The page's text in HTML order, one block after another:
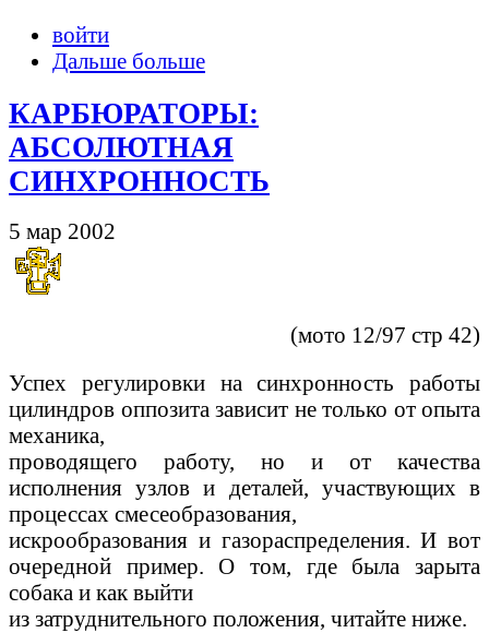
войти
Дальше больше
КАРБЮРАТОРЫ:
АБСОЛЮТНАЯ
СИНХРОННОСТЬ
5 мар 2002
(мото 12/97 стр 42)
Успех регулировки на синхронность работы
цилиндров оппозита зависит не только от опыта
механика,
проводящего работу, но и от качества
исполнения узлов и деталей, участвующих в
процессах смесеобразования,
искрообразования и газораспределения. И вот
очередной пример. О том, где была зарыта
собака и как выйти
из затруднительного положения, читайте ниже.